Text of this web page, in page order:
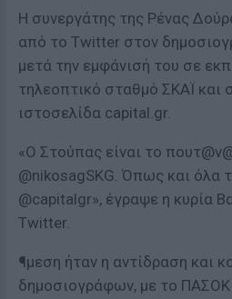
Η συνεργάτης της Ρένας
από το Twitter στον
μετά την εμφάνισή του σε
τηλεοπτικό σταθμό ΣΚΑΪ και
ιστοσελίδα capital.gr.
«O Στούπας είναι το
@nikosagSKG. Όπως και όλα
@capitalgr», έγραψε η κυρία
Twitter.
¶μεση ήταν η αντίδραση και
δημοσιογράφων, με το ΠΑΣΟΚ